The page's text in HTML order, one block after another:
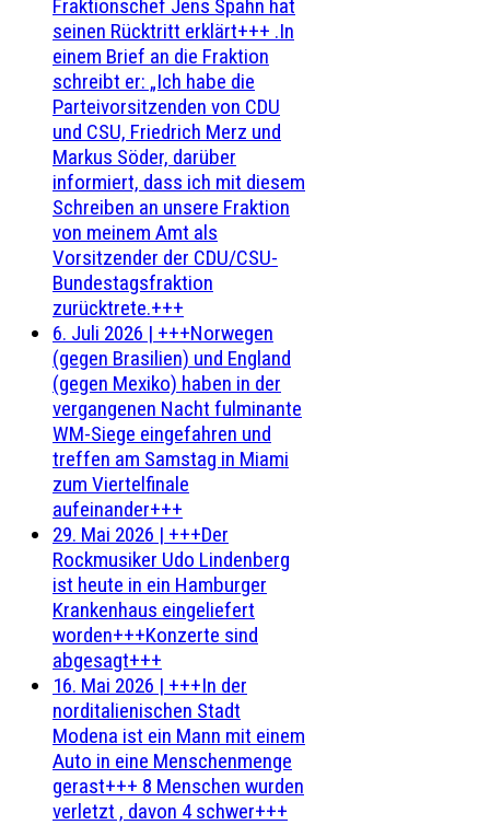
Fraktionschef Jens Spahn hat
seinen Rücktritt erklärt+++ .In
einem Brief an die Fraktion
schreibt er: „Ich habe die
Parteivorsitzenden von CDU
und CSU, Friedrich Merz und
Markus Söder, darüber
informiert, dass ich mit diesem
Schreiben an unsere Fraktion
von meinem Amt als
Vorsitzender der CDU/CSU-
Bundestagsfraktion
zurücktrete.+++
6. Juli 2026 | +++Norwegen
(gegen Brasilien) und England
(gegen Mexiko) haben in der
vergangenen Nacht fulminante
WM-Siege eingefahren und
treffen am Samstag in Miami
zum Viertelfinale
aufeinander+++
29. Mai 2026 | +++Der
Rockmusiker Udo Lindenberg
ist heute in ein Hamburger
Krankenhaus eingeliefert
worden+++Konzerte sind
abgesagt+++
16. Mai 2026 | +++In der
norditalienischen Stadt
Modena ist ein Mann mit einem
Auto in eine Menschenmenge
gerast+++ 8 Menschen wurden
verletzt , davon 4 schwer+++